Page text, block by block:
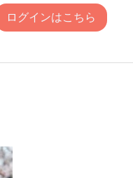
ログインはこちら